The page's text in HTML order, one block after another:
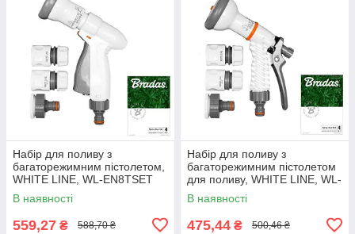
Набір для поливу з
багаторежимним пістолетом,
WHITE LINE, WL-EN8TSET
В наявності
559,27 ₴ 588,70 ₴
Набір для поливу з
багаторежимним пістолетом
для поливу, WHITE LINE, WL-
EN1TSET
В наявності
475,44 ₴ 500,46 ₴